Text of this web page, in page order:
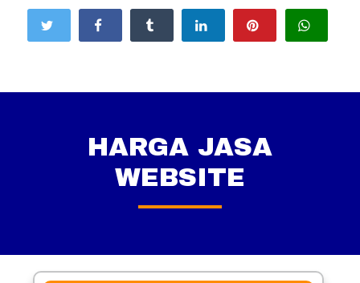
HARGA JASA
WEBSITE